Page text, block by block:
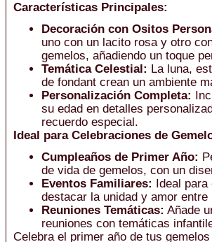
Características Principales:
Decoración con Ositos
uno con un lacito rosa y otro
gemelos, añadiendo un toque
Temática Celestial: La luna,
de fondant crean un ambiente
Personalización Completa:
su edad en detalles
recuerdo especial.
Ideal para Celebraciones de
Cumpleaños de Primer Año:
de vida de gemelos, con un
Eventos Familiares: Ideal
destacar la unidad y amor entre
Reuniones Temáticas: Añade
reuniones con temáticas
Celebra el primer año de tus